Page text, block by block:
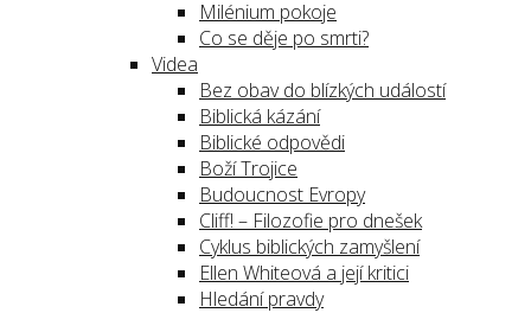
Milénium pokoje
Co se děje po smrti?
Videa
Bez obav do blízkých událostí
Biblická kázání
Biblické odpovědi
Boží Trojice
Budoucnost Evropy
Cliff! – Filozofie pro dnešek
Cyklus biblických zamyšlení
Ellen Whiteová a její kritici
Hledání pravdy